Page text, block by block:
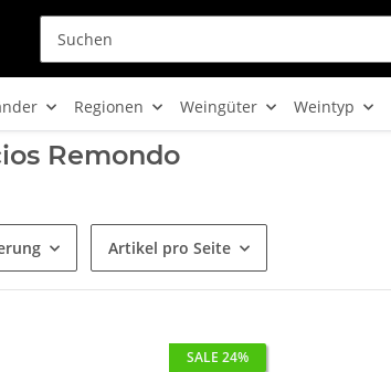
Regionen Weingüter Weintyp
Remondo
Artikel pro Seite
SALE 24%